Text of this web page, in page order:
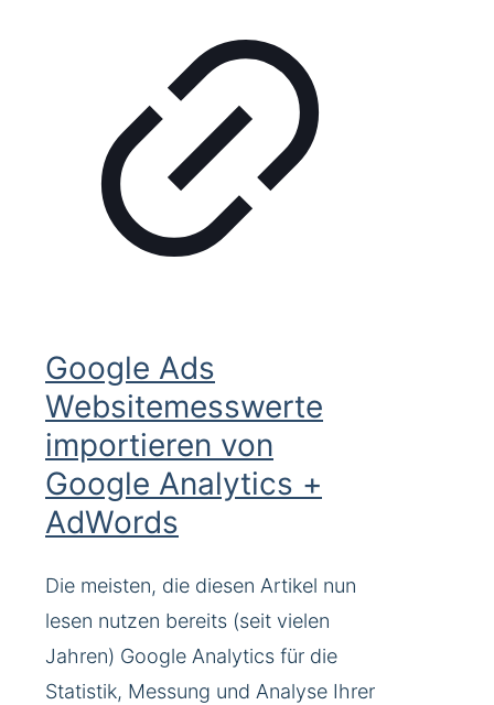
Google Ads
Websitemesswerte
importieren von
Google Analytics +
AdWords
Die meisten, die diesen Artikel nun
lesen nutzen bereits (seit vielen
Jahren) Google Analytics für die
Statistik, Messung und Analyse Ihrer